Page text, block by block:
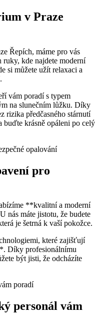
v Praze
Řepích, máme pro vás
kde najdete moderní
si můžete užít relaxaci a
vám poradí s typem
na slunečním lůžku. Díky
rizika předčasného stárnutí⁣
buďte ‌krásně opáleni po ⁣celý
pro
**kvalitní a moderní
nás máte jistotu, že budete
je šetrná k vaší pokožce.
které zajišťují
Díky ​profesionálnímu
být jisti, že odcházíte
⁢personál vám